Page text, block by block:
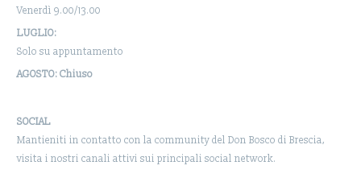
Venerdì 9.00/13.00
LUGLIO:
Solo su appuntamento
AGOSTO: Chiuso
SOCIAL
Mantieniti in contatto con la community del Don Bosco di Brescia,
visita i nostri canali attivi sui principali social network.